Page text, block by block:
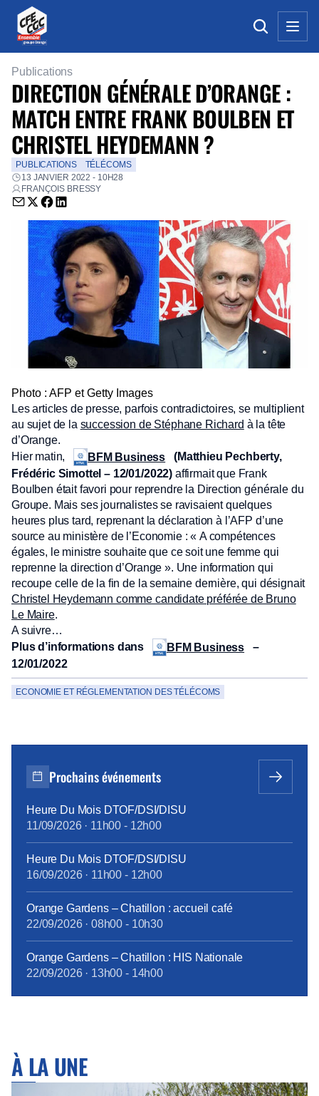
Publications
DIRECTION GÉNÉRALE D’ORANGE :
MATCH ENTRE FRANK BOULBEN ET
CHRISTEL HEYDEMANN ?
PUBLICATIONS
TÉLÉCOMS
13 JANVIER 2022 - 10H28
FRANÇOIS BRESSY
Envoyer par email (nouvelle fenêtre)
Partager sur Twitter (nouvelle fenêtre)
Partager sur Facebook (nouvelle fenêtre)
Partager sur LinkedIn (nouvelle fenêtre)
Photo : AFP et Getty Images
Les articles de presse, parfois contradictoires, se multiplient
au sujet de la succession de Stéphane Richard à la tête
d’Orange.
Hier matin,
BFM Business
(Matthieu Pechberty,
Frédéric Simottel – 12/01/2022) affirmait que Frank
Boulben était favori pour reprendre la Direction générale du
Groupe. Mais ses journalistes se ravisaient quelques
heures plus tard, reprenant la déclaration à l’AFP d’une
source au ministère de l’Economie : « A compétences
égales, le ministre souhaite que ce soit une femme qui
reprenne la direction d’Orange ». Une information qui
recoupe celle de la fin de la semaine dernière, qui désignait
Christel Heydemann comme candidate préférée de Bruno
Le Maire.
A suivre…
Plus d’informations dans
BFM Business
–
12/01/2022
ECONOMIE ET RÉGLEMENTATION DES TÉLÉCOMS
Prochains événements
Heure Du Mois DTOF/DSI/DISU
11/09/2026· 11h00 - 12h00
Heure Du Mois DTOF/DSI/DISU
16/09/2026· 11h00 - 12h00
Orange Gardens – Chatillon : accueil café
22/09/2026· 08h00 - 10h30
Orange Gardens – Chatillon : HIS Nationale
22/09/2026· 13h00 - 14h00
À LA UNE